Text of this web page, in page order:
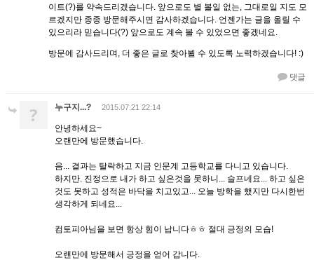
이트(?)를 약속드리겠습니다. 앞으로도 별 볼일 없는, 그대로일 지도 모
르겠지만 종종 방문해주시면 감사하겠습니다. 언젠가는 글을 올릴 수
있으리라 믿습니다(?) 앞으로도 계속 볼 수 있었으면 좋겠네요.
방문에 감사드리며, 더 좋은 글로 찾아뵐 수 있도록 노력하겠습니다! :)
댓글
? 누구지...? 2015.07.21 22:14
안녕하세요~
오랜만에 방문했습니다.
음... 결과는 탈락하고 지금 인문계 고등학교를 다니고 있습니다.
하지만. 진정으로 내가 하고 싶은것을 못하니... 슬프네요... 하고 싶은
것도 못하고 성적은 바닥을 치고있고... 오늘 방학을 했지만 다시한번
생각하게 되네요...
컴토피아님을 보면 항상 힘이 납니다ㅎㅎ 절대 긍정의 모습!
오랜만에 방문해서 긍정을 얻어 갑니다.